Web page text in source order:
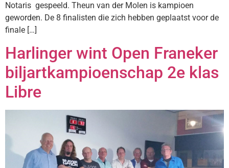
Notaris gespeeld. Theun van der Molen is kampioen
geworden. De 8 finalisten die zich hebben geplaatst voor de
finale […]
Harlinger wint Open Franeker
biljartkampioenschap 2e klas
Libre